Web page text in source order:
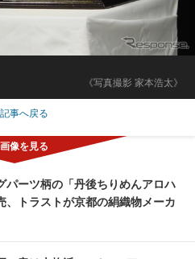
《写真撮影 家本浩太》
事へ戻る
パーツ柄の「丹後ちりめんアロハ
、トラストが京都の絹織物メーカ